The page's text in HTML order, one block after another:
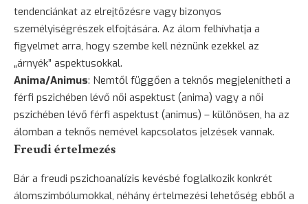
tendenciánkat az elrejtőzésre vagy bizonyos
személyiségrészek elfojtására. Az álom felhívhatja a
figyelmet arra, hogy szembe kell néznünk ezekkel az
„árnyék” aspektusokkal.
Anima/Animus: Nemtől függően a teknős megjelenítheti a
férfi pszichében lévő női aspektust (anima) vagy a női
pszichében lévő férfi aspektust (animus) – különösen, ha az
álomban a teknős nemével kapcsolatos jelzések vannak.
Freudi értelmezés
Bár a freudi pszichoanalízis kevésbé foglalkozik konkrét
álomszimbólumokkal, néhány értelmezési lehetőség ebből a